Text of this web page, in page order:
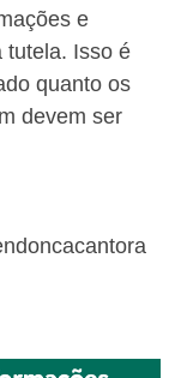
e
tutela. Isso é
quanto os
devem ser